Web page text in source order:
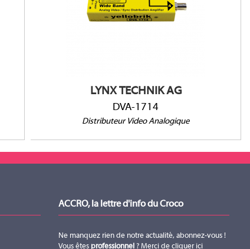
LYNX TECHNIK AG
DVA-1714
Distributeur Video Analogique
1 entrée et 4 sorties
Bande large - 30MHz
ACCRO, la lettre d'info du Croco
Ne manquez rien de notre actualité, abonnez-vous !
Vous êtes professionnel ? Merci de cliquer ici